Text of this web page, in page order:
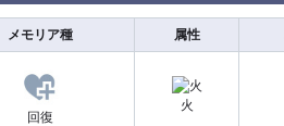
メモリア種 属性
回復
火